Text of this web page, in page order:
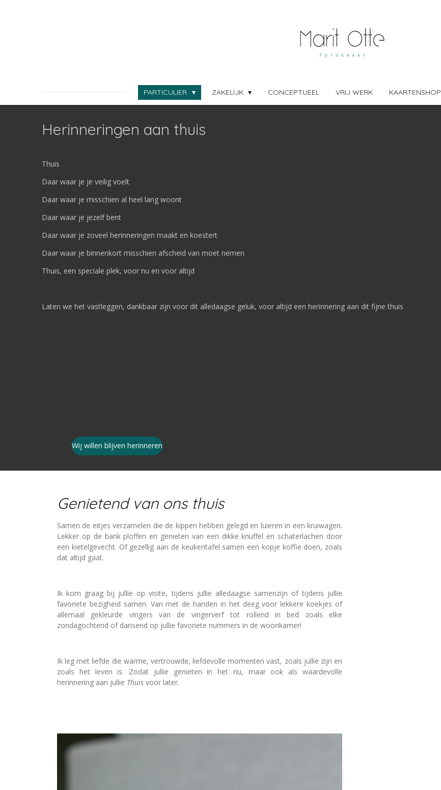
PARTICULIER ZAKELIJK CONCEPTUEEL VRIJ WERK KAARTENSHOP
Herinneringen aan thuis
Thuis
Daar waar je je veilig voelt
Daar waar je misschien al heel lang woont
Daar waar je jezelf bent
Daar waar je zoveel herinneringen maakt en koestert
Daar waar je binnenkort misschien afscheid van moet nemen
Thuis, een speciale plek, voor nu en voor altijd
Laten we het vastleggen, dankbaar zijn voor dit alledaagse geluk, voor altijd een herinnering aan dit fijne thuis
Wij willen blijven herinneren
Genietend van ons thuis
Samen de eitjes verzamelen die de kippen hebben gelegd en luieren in een kruiwagen.
Lekker op de bank ploffen en genieten van een dikke knuffel en schaterlachen door
een kietelgevecht. Of gezellig aan de keukentafel samen een kopje koffie doen, zoals
dat altijd gaat.
Ik kom graag bij jullie op visite, tijdens jullie alledaagse samenzijn of tijdens jullie
favoriete bezigheid samen. Van met de handen in het deeg voor lekkere koekjes of
allemaal gekleurde vingers van de vingerverf tot rollend in bed zoals elke
zondagochtend of dansend op jullie favoriete nummers in de woonkamer!
Ik leg met liefde die warme, vertrouwde, liefdevolle momenten vast, zoals jullie zijn en
zoals het leven is. Zodat jullie genieten in het nu, maar ook als waardevolle
herinnering aan jullie Thuis voor later.